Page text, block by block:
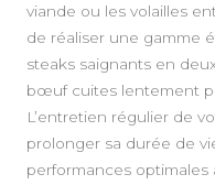
viande ou les volailles
de réaliser une gamme
steaks saignants en
bœuf cuites lentement
L’entretien régulier de
prolonger sa durée de
performances optimales